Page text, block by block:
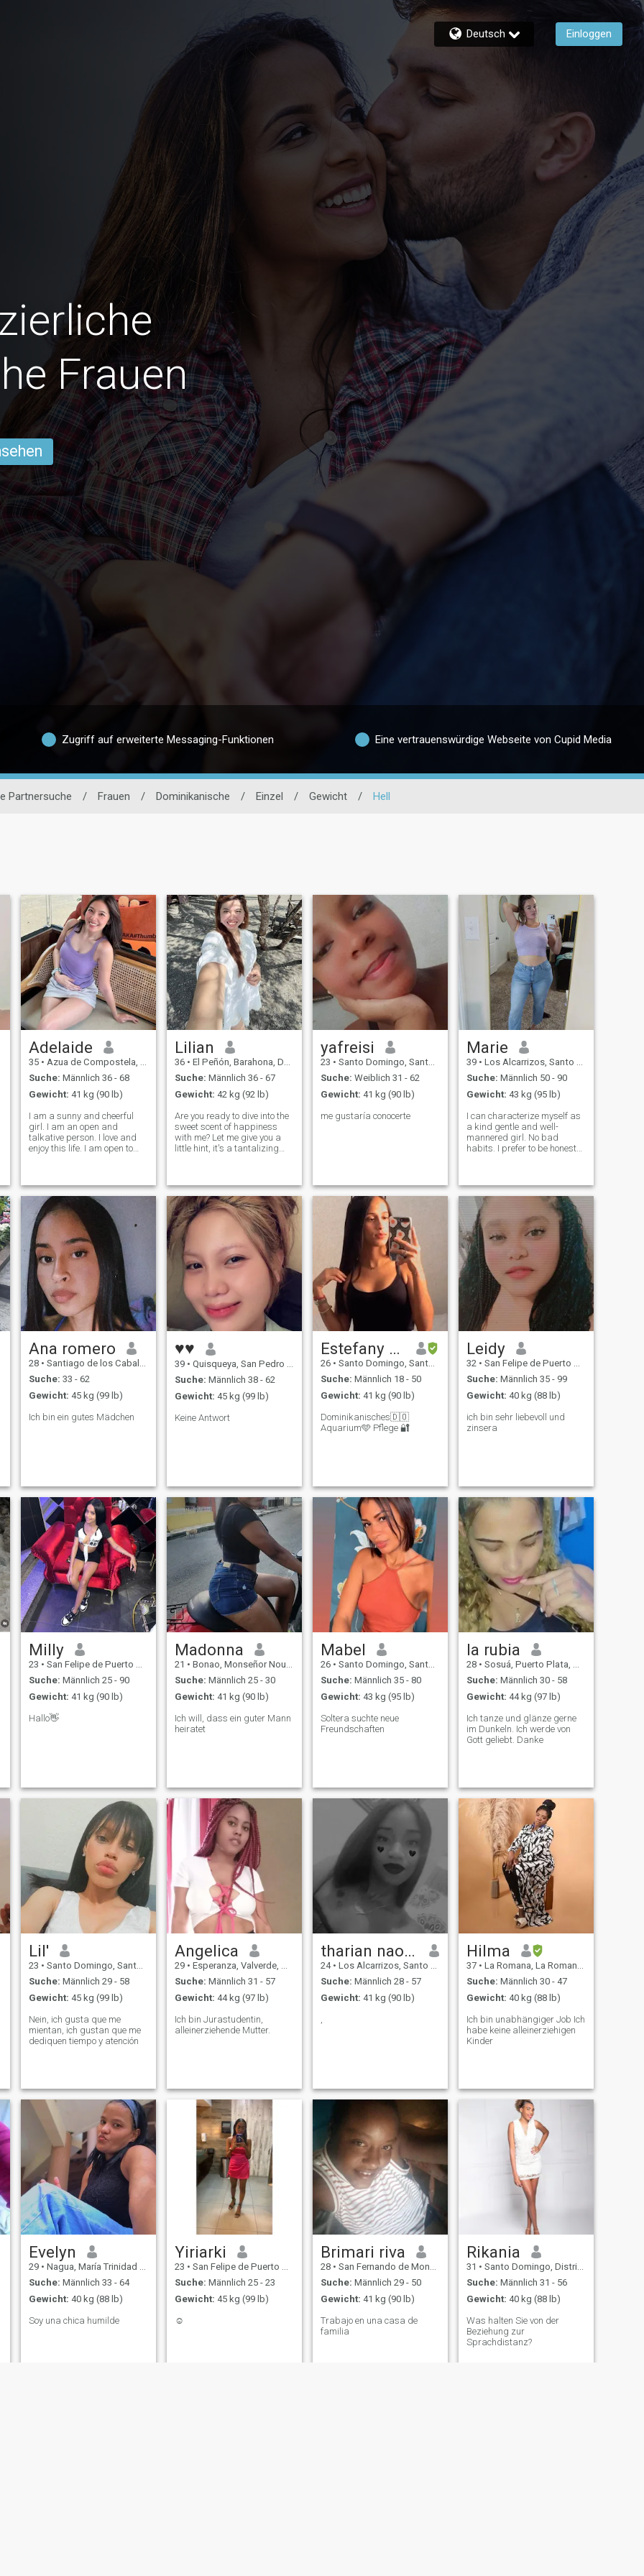
Deutsch Einloggen
Frauen
Zugriff auf erweiterte Messaging-Funktionen Eine vertrauenswürdige Webseite von Cupid Media
Partnersuche / Frauen / Dominikanische / Einzel / Gewicht / Hell
Adelaide
35 • Azua de Compostela, Azua, Dom. Rep.
Suche: Männlich 36 - 68
Gewicht: 41 kg (90 lb)
I am a sunny and cheerful
girl. I am an open and
talkative person. I love and
enjoy this life. I am open to
high as temporary
difficulties. I know how to be
friends and resp
Lilian
36 • El Peñón, Barahona, Dom. Rep.
Suche: Männlich 36 - 67
Gewicht: 42 kg (92 lb)
Are you ready to dive into the
sweet scent of happiness
with me? Let me give you a
little hint, it's a tantalizing
Because let's face it,
relationships are not always
rainbo
yafreisi
23 • Santo Domingo, Santo Domingo, Dom. Rep.
Suche: Weiblich 31 - 62
Gewicht: 41 kg (90 lb)
me gustaría conocerte
Marie
39 • Los Alcarrizos, Santo Domingo, Dom. Rep.
Suche: Männlich 50 - 90
Gewicht: 43 kg (95 lb)
I can characterize myself as
a kind gentle and well-
mannered girl. No bad
habits. I prefer to be honest
my goals. I am serious in my
plans and decisions. I do not
Ana romero
28 • Santiago de los Caballeros, Santiago, Dom. Rep.
Suche: 33 - 62
Gewicht: 45 kg (99 lb)
Ich bin ein gutes Mädchen
♥♥
39 • Quisqueya, San Pedro de Macorís, Dom. Rep.
Suche: Männlich 38 - 62
Gewicht: 45 kg (99 lb)
Keine Antwort
Estefany Matos.💙
26 • Santo Domingo, Santo Domingo, Dom. Rep.
Suche: Männlich 18 - 50
Gewicht: 41 kg (90 lb)
Dominikanisches🇩🇴
Aquarium🩵 Pflege 🔐
Leidy
32 • San Felipe de Puerto Plata, Puerto Plata, Dom. Rep.
Suche: Männlich 35 - 99
Gewicht: 40 kg (88 lb)
ich bin sehr liebevoll und
zinsera
Milly
23 • San Felipe de Puerto Plata, Puerto Plata, Dom. Rep.
Suche: Männlich 25 - 90
Gewicht: 41 kg (90 lb)
Hallo👋
Madonna
21 • Bonao, Monseñor Nouel, Dom. Rep.
Suche: Männlich 25 - 30
Gewicht: 41 kg (90 lb)
Ich will, dass ein guter Mann
heiratet
Mabel
26 • Santo Domingo, Santo Domingo, Dom. Rep.
Suche: Männlich 35 - 80
Gewicht: 43 kg (95 lb)
Soltera suchte neue
Freundschaften
la rubia
28 • Sosuá, Puerto Plata, Dom. Rep.
Suche: Männlich 30 - 58
Gewicht: 44 kg (97 lb)
Ich tanze und glänze gerne
im Dunkeln. Ich werde von
Gott geliebt. Danke
Lil'
23 • Santo Domingo, Santo Domingo, Dom. Rep.
Suche: Männlich 29 - 58
Gewicht: 45 kg (99 lb)
Nein, ich gusta que me
mientan, ich gustan que me
dediquen tiempo y atención
Angelica
29 • Esperanza, Valverde, Dom. Rep.
Suche: Männlich 31 - 57
Gewicht: 44 kg (97 lb)
Ich bin Jurastudentin,
alleinerziehende Mutter.
tharian naomi
24 • Los Alcarrizos, Santo Domingo, Dom. Rep.
Suche: Männlich 28 - 57
Gewicht: 41 kg (90 lb)
Hilma
37 • La Romana, La Romana, Dom. Rep.
Suche: Männlich 30 - 47
Gewicht: 40 kg (88 lb)
Ich bin unabhängiger Job Ich
habe keine alleinerziehigen
Kinder
Evelyn
29 • Nagua, María Trinidad Sánchez, Dom. Rep.
Suche: Männlich 33 - 64
Gewicht: 40 kg (88 lb)
Soy una chica humilde
Yiriarki
23 • San Felipe de Puerto Plata, Puerto Plata, Dom. Rep.
Suche: Männlich 25 - 23
Gewicht: 45 kg (99 lb)
☺️
Brimari riva
28 • San Fernando de Monte Cristi, Monte Cristi, Dom. Rep.
Suche: Männlich 29 - 50
Gewicht: 41 kg (90 lb)
Trabajo en una casa de
familia
Rikania
31 • Santo Domingo, Distrito Nacional, Dom. Rep.
Suche: Männlich 31 - 56
Gewicht: 40 kg (88 lb)
Was halten Sie von der
Beziehung zur
Sprachdistanz?